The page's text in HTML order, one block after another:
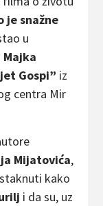
je snažne
u
Majka
Gospi” iz
centra Mir
Mijatovića,
kako
i da su, uz